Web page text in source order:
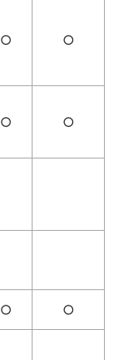
○ ○
○ ○
○ ○